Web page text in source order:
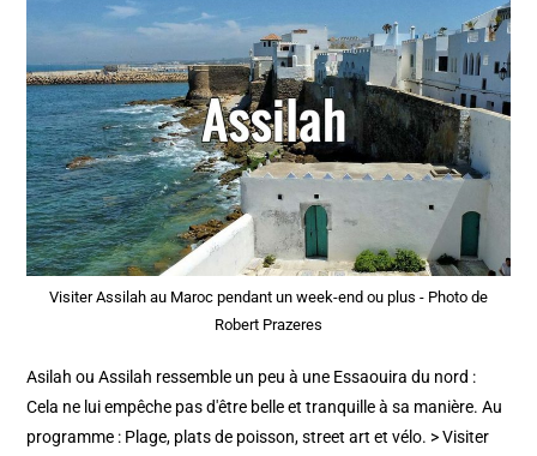
Visiter Assilah au Maroc pendant un week-end ou plus - Photo de
Robert Prazeres
Asilah ou Assilah ressemble un peu à une Essaouira du nord :
Cela ne lui empêche pas d'être belle et tranquille à sa manière. Au
programme : Plage, plats de poisson, street art et vélo. > Visiter